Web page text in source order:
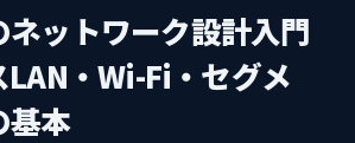
ネットワーク設計入門
LAN・Wi-Fi・セグメ
基本